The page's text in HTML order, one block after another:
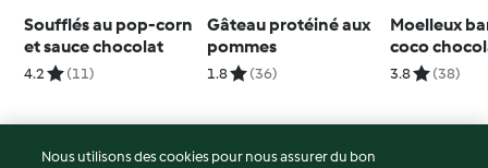
Soufflés au pop-corn
et sauce chocolat
4.2 (11)
Gâteau protéiné aux
pommes
1.8 (36)
Moelleux
coco
3.8 (38)
Nous utilisons des cookies pour nous assurer du bon